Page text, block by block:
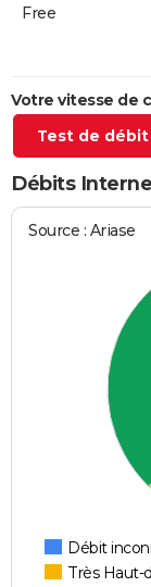
Free
Votre vitesse de
Test de
Débits
Source : Ariase
Débit
Très Haut-